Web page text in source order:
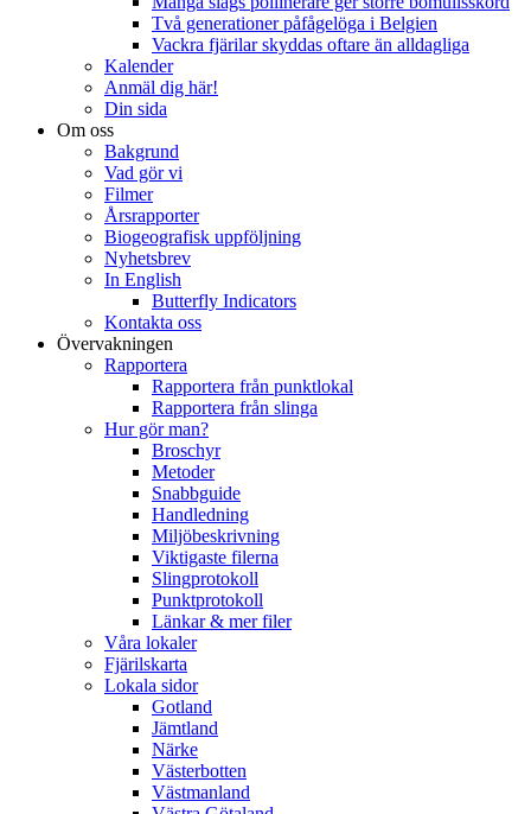
Två generationer påfågelöga i Belgien
Vackra fjärilar skyddas oftare än alldagliga
Kalender
Anmäl dig här!
Din sida
Om oss
Bakgrund
Vad gör vi
Filmer
Årsrapporter
Biogeografisk uppföljning
Nyhetsbrev
In English
Butterfly Indicators
Kontakta oss
Övervakningen
Rapportera
Rapportera från punktlokal
Rapportera från slinga
Hur gör man?
Broschyr
Metoder
Snabbguide
Handledning
Miljöbeskrivning
Viktigaste filerna
Slingprotokoll
Punktprotokoll
Länkar & mer filer
Våra lokaler
Fjärilskarta
Lokala sidor
Gotland
Jämtland
Närke
Västerbotten
Västmanland